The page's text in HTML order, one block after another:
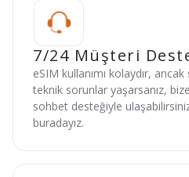
7/24 Müşteri
eSIM kullanımı kolaydır,
teknik sorunlar yaşarsanız,
sohbet desteğiyle
buradayız.